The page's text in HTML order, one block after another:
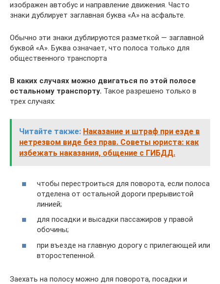
изображен автобус и направление движения. Часто
знаки дублирует заглавная буква «А» на асфальте.
Обычно эти знаки дублируются разметкой — заглавной
буквой «А». Буква означает, что полоса только для
общественного транспорта
В каких случаях можно двигаться по этой полосе
остальному транспорту. Такое разрешено только в
трех случаях:
Читайте также: Наказание и штраф при езде в
нетрезвом виде без прав. Советы юриста: как
избежать наказания, общение с ГИБДД.
чтобы перестроиться для поворота, если полоса
отделена от остальной дороги прерывистой
линией;
для посадки и высадки пассажиров у правой
обочины;
при въезде на главную дорогу с прилегающей или
второстепенной.
Заехать на полосу можно для поворота, посадки и